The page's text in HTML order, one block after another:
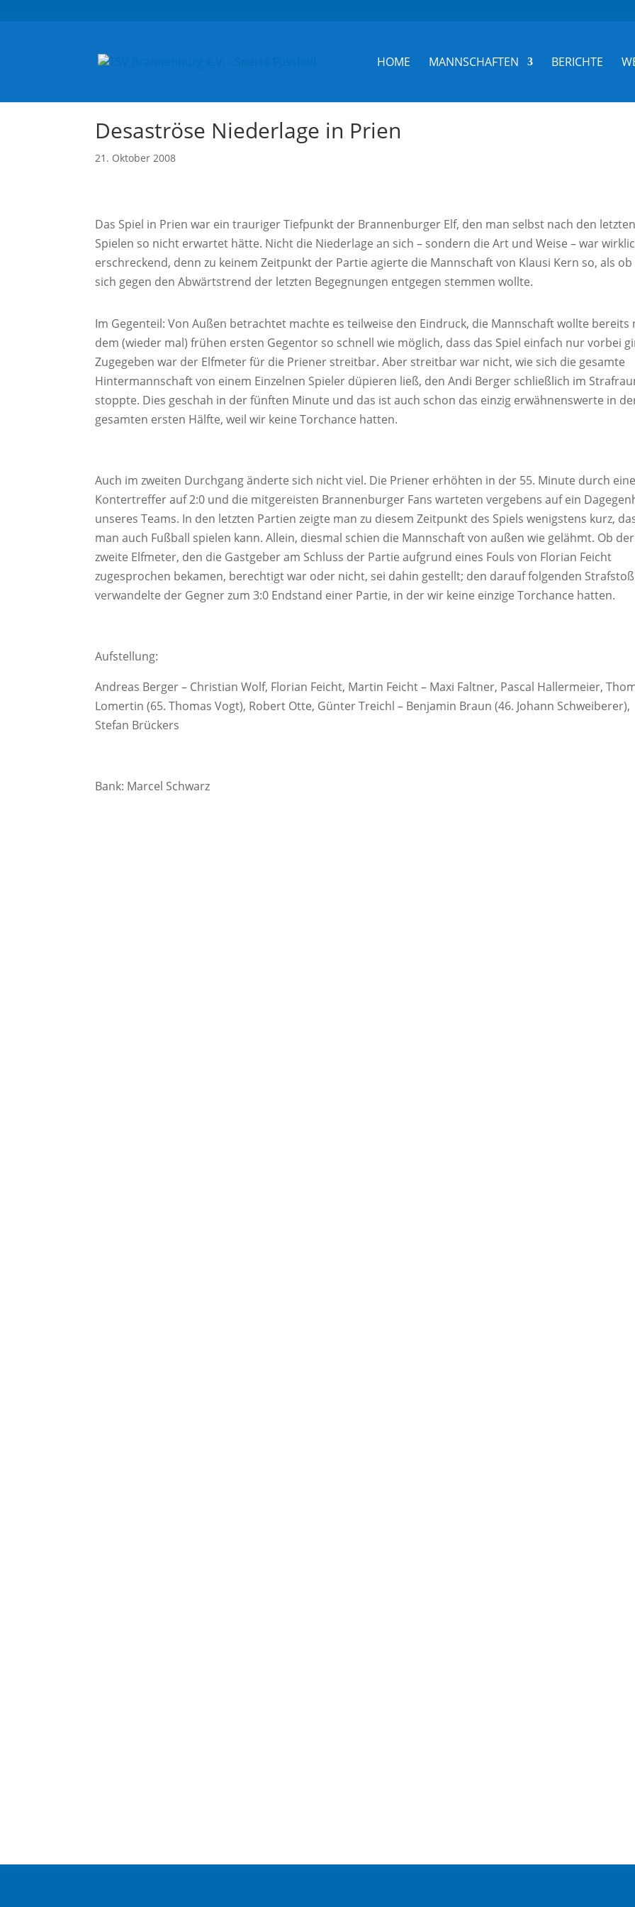
HOME MANNSCHAFTEN BERICHTE
Desaströse Niederlage in Prien
21. Oktober 2008
Das Spiel in Prien war ein trauriger Tiefpunkt der Brannenburger Elf, den man selbst nach den
Spielen so nicht erwartet hätte. Nicht die Niederlage an sich – sondern die Art und Weise – war
erschreckend, denn zu keinem Zeitpunkt der Partie agierte die Mannschaft von Klausi Kern so, als ob
sich gegen den Abwärtstrend der letzten Begegnungen entgegen stemmen wollte.
Im Gegenteil: Von Außen betrachtet machte es teilweise den Eindruck, die Mannschaft wollte bereits
dem (wieder mal) frühen ersten Gegentor so schnell wie möglich, dass das Spiel einfach nur vorbei
Zugegeben war der Elfmeter für die Priener streitbar. Aber streitbar war nicht, wie sich die gesamte
Hintermannschaft von einem Einzelnen Spieler düpieren ließ, den Andi Berger schließlich im
stoppte. Dies geschah in der fünften Minute und das ist auch schon das einzig erwähnenswerte in
gesamten ersten Hälfte, weil wir keine Torchance hatten.
Auch im zweiten Durchgang änderte sich nicht viel. Die Priener erhöhten in der 55. Minute durch
Kontertreffer auf 2:0 und die mitgereisten Brannenburger Fans warteten vergebens auf ein
unseres Teams. In den letzten Partien zeigte man zu diesem Zeitpunkt des Spiels wenigstens kurz,
man auch Fußball spielen kann. Allein, diesmal schien die Mannschaft von außen wie gelähmt. Ob der
zweite Elfmeter, den die Gastgeber am Schluss der Partie aufgrund eines Fouls von Florian Feicht
zugesprochen bekamen, berechtigt war oder nicht, sei dahin gestellt; den darauf folgenden Strafstoß
verwandelte der Gegner zum 3:0 Endstand einer Partie, in der wir keine einzige Torchance hatten.
Aufstellung:
Andreas Berger – Christian Wolf, Florian Feicht, Martin Feicht – Maxi Faltner, Pascal Hallermeier,
Lomertin (65. Thomas Vogt), Robert Otte, Günter Treichl – Benjamin Braun (46. Johann Schweiberer),
Stefan Brückers
Bank: Marcel Schwarz